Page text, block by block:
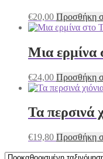
€20,00 Προσθήκη
Μια ερμίνα
€24,00 Προσθήκη
Τα περσινά
€19,80 Προσθήκη